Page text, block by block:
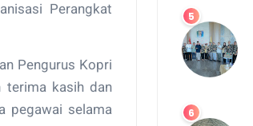
Perangkat
Pengurus Kopri
terima kasih dan
pegawai selama